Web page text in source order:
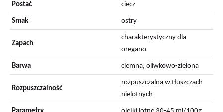
Postać ciecz
Smak ostry
Zapach
charakterystyczny dla
oregano
Barwa ciemna, oliwkowo-zielona
Rozpuszczalność
rozpuszczalna w tłuszczach
nielotnych